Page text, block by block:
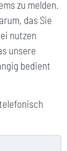
zu melden.
das Sie
nutzen
unsere
bedient